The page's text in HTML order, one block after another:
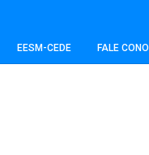
EESM-CEDE FALE